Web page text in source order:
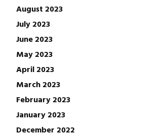
August 2023
July 2023
June 2023
May 2023
April 2023
March 2023
February 2023
January 2023
December 2022